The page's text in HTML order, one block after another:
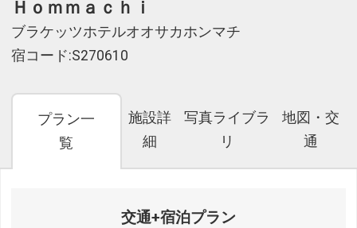
Ｈｏｍｍａｃｈｉ
ブラケッツホテルオオサカホンマチ
宿コード:S270610
プラン一
覧
施設詳
細
写真ライブラ
リ
地図・交
通
交通+宿泊プラン